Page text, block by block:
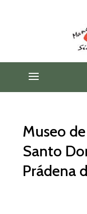
Museo
Santo
Prádena